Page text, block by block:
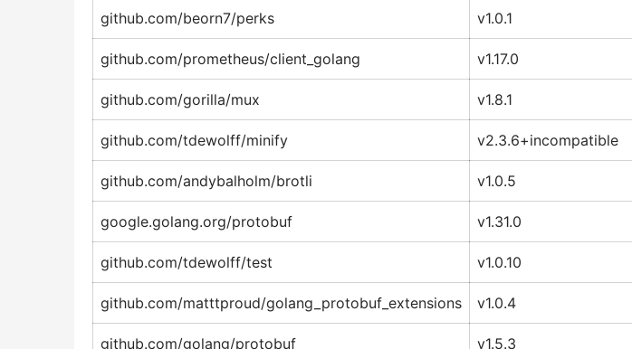
github.com/beorn7/perks v1.0.1
github.com/prometheus/client_golang v1.17.0
github.com/gorilla/mux v1.8.1
github.com/tdewolff/minify v2.3.6+incompatible
github.com/andybalholm/brotli v1.0.5
google.golang.org/protobuf v1.31.0
github.com/tdewolff/test v1.0.10
github.com/matttproud/golang_protobuf_extensions v1.0.4
github.com/golang/protobuf v1.5.3